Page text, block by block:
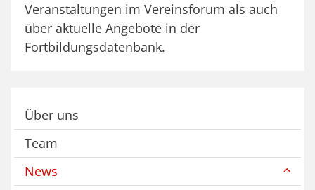
Veranstaltungen im Vereinsforum als auch
über aktuelle Angebote in der
Fortbildungsdatenbank.
Über uns
Team
News